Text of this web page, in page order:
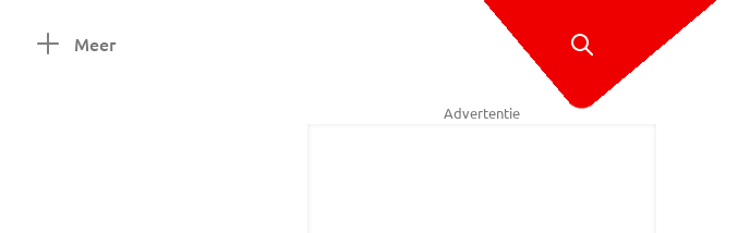
Meer
Advertentie